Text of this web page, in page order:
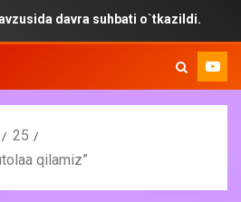
suhbati o`tkazildi.
25
qilamiz”